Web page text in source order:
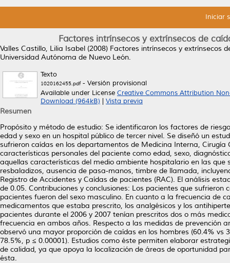
Iniciar
Factores intrínsecos y extrínsecos de
Valles Castillo, Lilia Isabel (2008) Factores intrínsecos y extrínsecos
Universidad Autónoma de Nuevo León.
Texto
1020162455.pdf- Versión provisional
Available under License Creative Commons Attribution
Download (964kB)
Vista previa
Resumen
Propósito y método de estudio: Se identificaron los factores de
edad y sexo en un hospital público de tercer nivel. Se diseñó un
sufrieron caídas en los departamentos de Medicina Interna,
características personales del paciente como edad, sexo,
aquellas características del medio ambiente hospitalario en las
resbaladizos, ausencia de pasa-manos, timbre de llamada,
Registro de Accidentes y Caídas de pacientes (RAC). El análisis
de 0.05. Contribuciones y conclusiones: Los pacientes que
pacientes fueron del sexo masculino. En cuanto a la frecuencia de
medicamentos que estaba prescrito, los analgésicos y los
pacientes durante el 2006 y 2007 tenían prescritos dos o más
frecuencia en ambos años. Respecto a las medidas de prevención
observó una mayor proporción de caídas en los hombres (60.4%
78.5%, p ≤ 0.00001). Estudios como éste permiten elaborar
de calidad, ya que apoya la localización de áreas de oportunidad
ésta.